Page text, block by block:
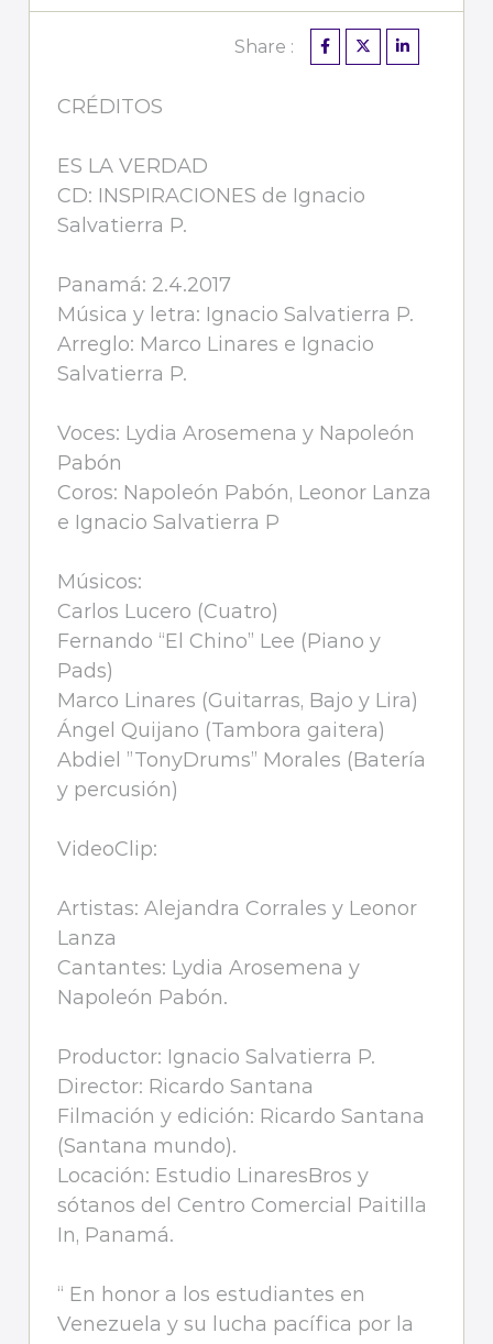
Share :
CRÉDITOS
ES LA VERDAD
CD: INSPIRACIONES de Ignacio
Salvatierra P.
Panamá: 2.4.2017
Música y letra: Ignacio Salvatierra P.
Arreglo: Marco Linares e Ignacio
Salvatierra P.
Voces: Lydia Arosemena y Napoleón
Pabón
Coros: Napoleón Pabón, Leonor Lanza
e Ignacio Salvatierra P
Músicos:
Carlos Lucero (Cuatro)
Fernando “El Chino” Lee (Piano y
Pads)
Marco Linares (Guitarras, Bajo y Lira)
Ángel Quijano (Tambora gaitera)
Abdiel ”TonyDrums” Morales (Batería
y percusión)
VideoClip:
Artistas: Alejandra Corrales y Leonor
Lanza
Cantantes: Lydia Arosemena y
Napoleón Pabón.
Productor: Ignacio Salvatierra P.
Director: Ricardo Santana
Filmación y edición: Ricardo Santana
(Santana mundo).
Locación: Estudio LinaresBros y
sótanos del Centro Comercial Paitilla
In, Panamá.
“ En honor a los estudiantes en
Venezuela y su lucha pacífica por la